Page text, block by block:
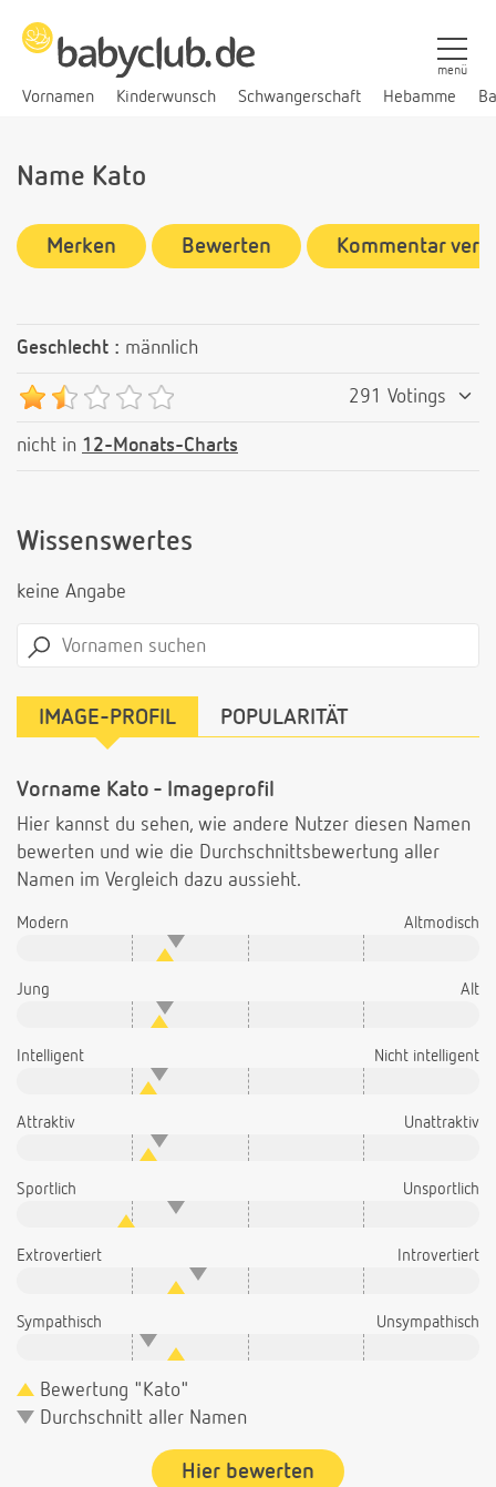
Vornamen Kinderwunsch Schwangerschaft Hebamme
menü
Name Kato
Merken Bewerten Kommentar
Geschlecht : männlich
291 Votings
nicht in 12-Monats-Charts
Wissenswertes
keine Angabe
IMAGE-PROFIL POPULARITÄT
Vorname Kato - Imageprofil
Hier kannst du sehen, wie andere Nutzer diesen Namen
bewerten und wie die Durchschnittsbewertung aller
Namen im Vergleich dazu aussieht.
Modern Altmodisch
Jung Alt
Intelligent Nicht intelligent
Attraktiv Unattraktiv
Sportlich Unsportlich
Extrovertiert Introvertiert
Sympathisch Unsympathisch
Bewertung "Kato"
Durchschnitt aller Namen
Hier bewerten